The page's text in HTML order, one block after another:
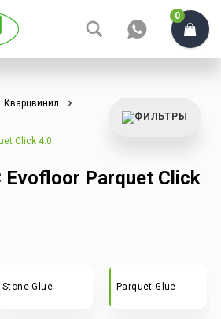
0
Кварцвинил
Click 4.0
Evofloor Parquet Click
Stone Glue Parquet Glue